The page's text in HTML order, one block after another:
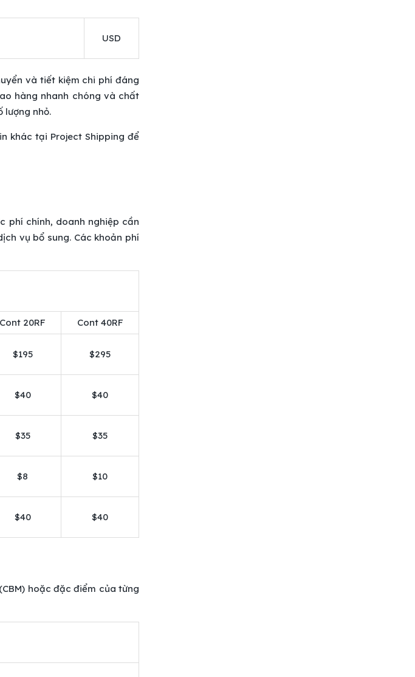
USD
và tiết kiệm chi phí đáng
hàng nhanh chóng và chất
lượng nhỏ.
khác tại Project Shipping để
phí chính, doanh nghiệp cần
vụ bổ sung. Các khoản phí
Cont 20RF Cont 40RF
$195 $295
$40 $40
$35 $35
$8 $10
$40 $40
hoặc đặc điểm của từng